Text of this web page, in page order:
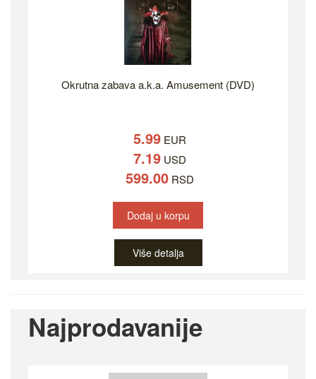
Okrutna zabava a.k.a. Amusement (DVD)
5.99 EUR
7.19 USD
599.00 RSD
Dodaj u korpu
Više detalja
Najprodavanije